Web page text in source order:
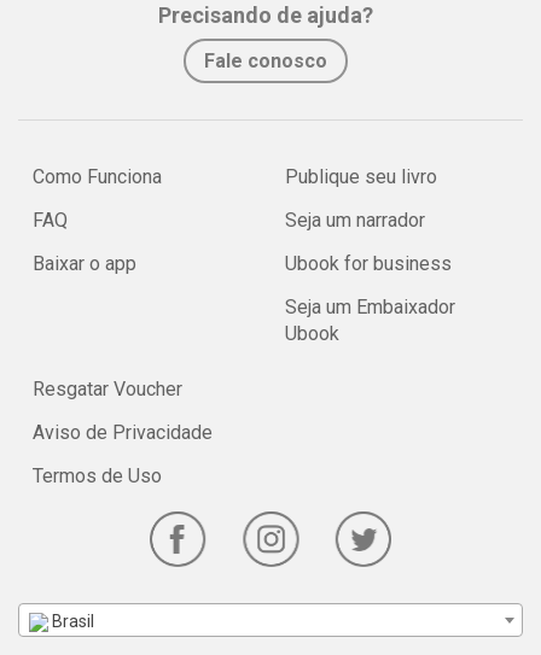
Precisando de ajuda?
Fale conosco
Como Funciona
FAQ
Baixar o app
Publique seu livro
Seja um narrador
Ubook for business
Seja um Embaixador
Ubook
Resgatar Voucher
Aviso de Privacidade
Termos de Uso
Brasil